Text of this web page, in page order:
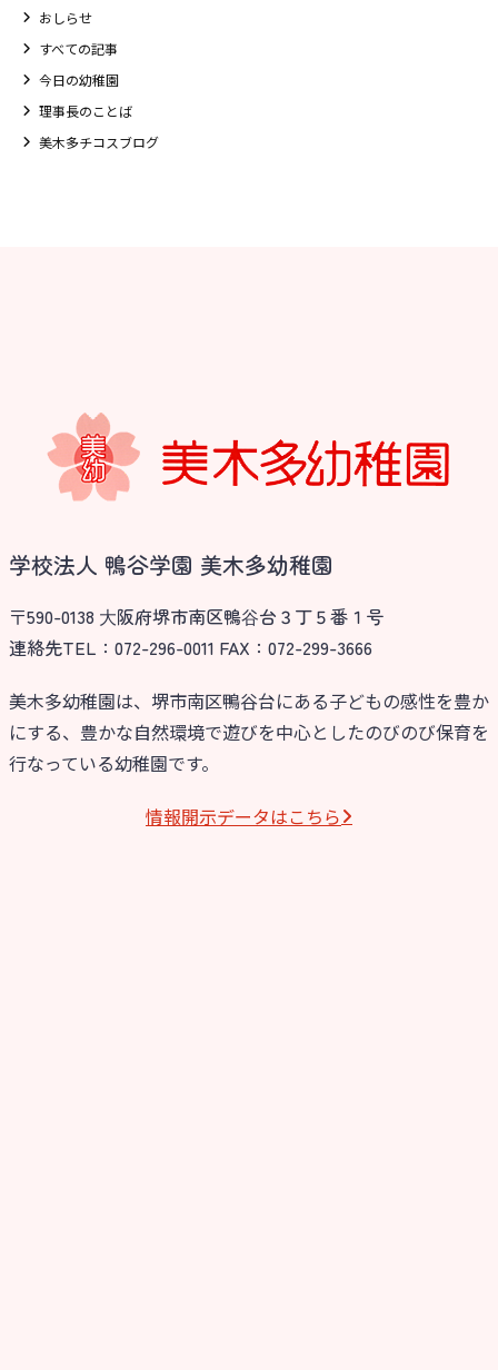
おしらせ
すべての記事
今日の幼稚園
理事長のことば
美木多チコスブログ
学校法人 鴨谷学園 美木多幼稚園
〒590-0138 ⼤阪府堺市南区鴨⾕台３丁５番１号
連絡先TEL：072-296-0011 FAX：072-299-3666
美木多幼稚園は、堺市南区鴨谷台にある子どもの感性を豊か
にする、豊かな自然環境で遊びを中心としたのびのび保育を
行なっている幼稚園です。
情報開⽰データはこちら